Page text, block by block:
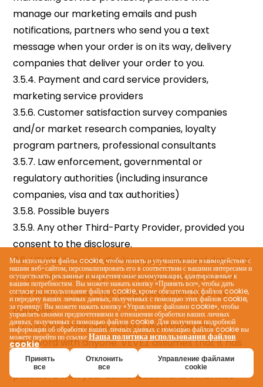
Мы используем файлы cookie, чтобы понять и улучшить ваше взаимодействие с
нашим веб-сайтом, персонализировать его в соответствии с вашими интересами и
осуществлять рекламные и маркетинговые коммуникации, адаптированные к
вашим потребностям. Вы можете нажать кнопку «Принять все», чтобы дать
согласие на использование файлов cookie, кроме обязательных файлов cookie,
и передачу ваших личных данных, полученных с помощью этих файлов cookie,
за границу; Вы можете нажать кнопку «Управление файлами cookie», чтобы
управлять своими предпочтениями в отношении обработки ваших личных
данных, полученных с помощью файлов cookie. Для получения подробной
информации об обработке ваших личных данных с помощью файлов cookie вы
можете перейти по ссылкеНаша политика использования файлов
cookie.
Принять
все
Отклонить
все
Управление файлами
cookie